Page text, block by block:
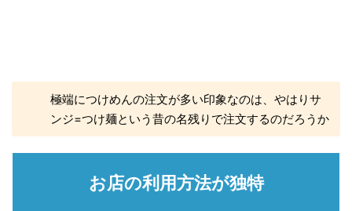
極端につけめんの注文が多い印象なのは、やはりサ
ンジ=つけ麺という昔の名残りで注文するのだろうか
お店の利用方法が独特